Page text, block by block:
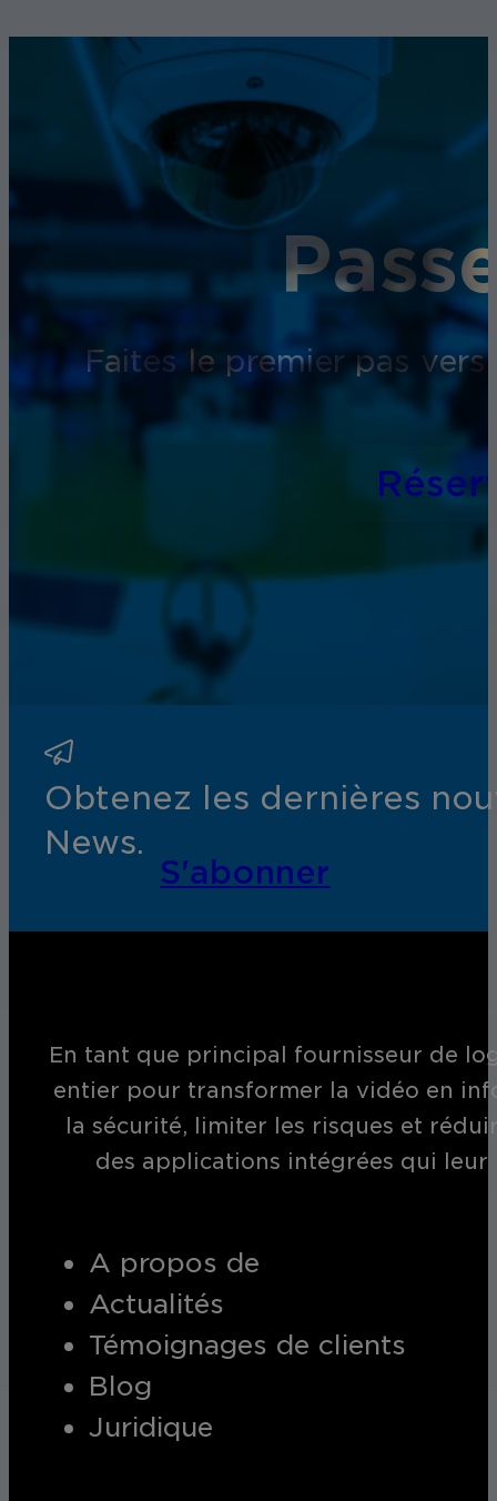
Faites le premier pas
Obtenez les dernières
News.
S'abonner
En tant que principal fournisseur de
entier pour transformer la vidéo en
la sécurité, limiter les risques et
des applications intégrées qui
A propos de
Actualités
Témoignages de clients
Blog
Juridique